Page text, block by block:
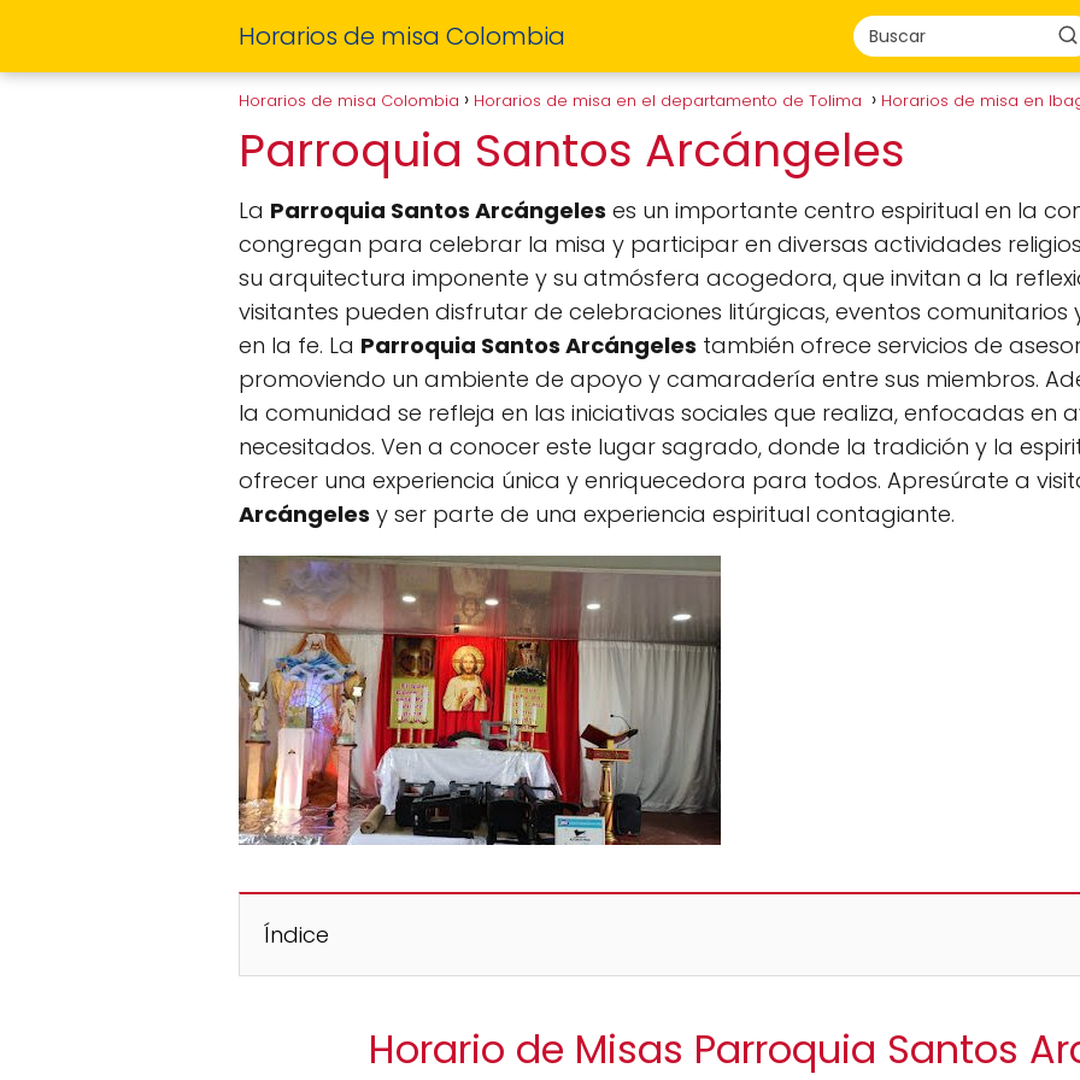
Horarios de misa Colombia
Horarios de misa Colombia Horarios de misa en el departamento de Tolima Horarios de misa en
Parroquia Santos Arcángeles
La Parroquia Santos Arcángeles es un importante centro espiritual en la
congregan para celebrar la misa y participar en diversas actividades
su arquitectura imponente y su atmósfera acogedora, que invitan a la
visitantes pueden disfrutar de celebraciones litúrgicas, eventos
en la fe. La Parroquia Santos Arcángeles también ofrece servicios de
promoviendo un ambiente de apoyo y camaradería entre sus miembros.
la comunidad se refleja en las iniciativas sociales que realiza, enfocadas en
necesitados. Ven a conocer este lugar sagrado, donde la tradición y la
ofrecer una experiencia única y enriquecedora para todos. Apresúrate a
Arcángeles y ser parte de una experiencia espiritual contagiante.
Índice
Horario de Misas Parroquia Santos